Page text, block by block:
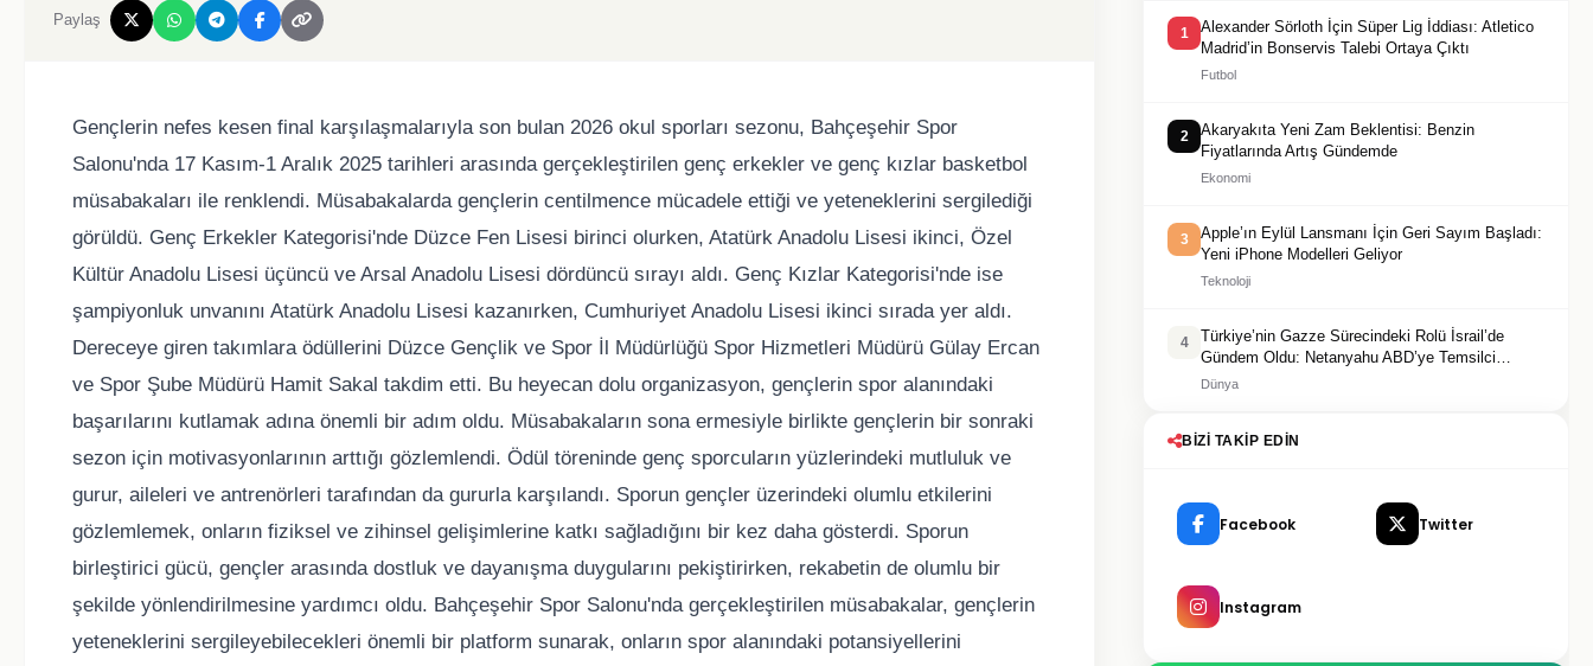
Paylaş
Gençlerin nefes kesen final karşılaşmalarıyla son bulan 2026 okul sporları sezonu, Bahçeşehir Spor
Salonu'nda 17 Kasım-1 Aralık 2025 tarihleri arasında gerçekleştirilen genç erkekler ve genç kızlar basketbol
müsabakaları ile renklendi. Müsabakalarda gençlerin centilmence mücadele ettiği ve yeteneklerini sergilediği
görüldü. Genç Erkekler Kategorisi'nde Düzce Fen Lisesi birinci olurken, Atatürk Anadolu Lisesi ikinci, Özel
Kültür Anadolu Lisesi üçüncü ve Arsal Anadolu Lisesi dördüncü sırayı aldı. Genç Kızlar Kategorisi'nde ise
şampiyonluk unvanını Atatürk Anadolu Lisesi kazanırken, Cumhuriyet Anadolu Lisesi ikinci sırada yer aldı.
Dereceye giren takımlara ödüllerini Düzce Gençlik ve Spor İl Müdürlüğü Spor Hizmetleri Müdürü Gülay Ercan
ve Spor Şube Müdürü Hamit Sakal takdim etti. Bu heyecan dolu organizasyon, gençlerin spor alanındaki
başarılarını kutlamak adına önemli bir adım oldu. Müsabakaların sona ermesiyle birlikte gençlerin bir sonraki
sezon için motivasyonlarının arttığı gözlemlendi. Ödül töreninde genç sporcuların yüzlerindeki mutluluk ve
gurur, aileleri ve antrenörleri tarafından da gururla karşılandı. Sporun gençler üzerindeki olumlu etkilerini
gözlemlemek, onların fiziksel ve zihinsel gelişimlerine katkı sağladığını bir kez daha gösterdi. Sporun
birleştirici gücü, gençler arasında dostluk ve dayanışma duygularını pekiştirirken, rekabetin de olumlu bir
şekilde yönlendirilmesine yardımcı oldu. Bahçeşehir Spor Salonu'nda gerçekleştirilen müsabakalar, gençlerin
yeteneklerini sergileyebilecekleri önemli bir platform sunarak, onların spor alanındaki potansiyellerini
1
Alexander Sörloth İçin Süper Lig İddiası: Atletico
Madrid’in Bonservis Talebi Ortaya Çıktı
Futbol
2
Akaryakıta Yeni Zam Beklentisi: Benzin
Fiyatlarında Artış Gündemde
Ekonomi
3
Apple’ın Eylül Lansmanı İçin Geri Sayım Başladı:
Yeni iPhone Modelleri Geliyor
Teknoloji
4
Türkiye’nin Gazze Sürecindeki Rolü İsrail’de
Gündem Oldu: Netanyahu ABD’ye Temsilci
Gönderdi
Dünya
BIZI TAKIP EDIN
Facebook Twitter
Instagram